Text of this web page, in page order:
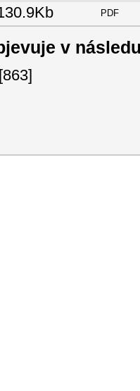
PDF
v
[863]